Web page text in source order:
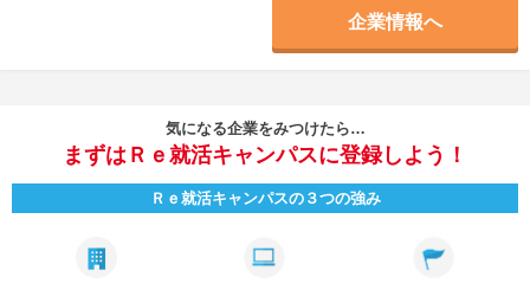
企業情報へ
気になる企業をみつけたら…
まずはＲｅ就活キャンパスに登録しよう！
Ｒｅ就活キャンパスの３つの強み